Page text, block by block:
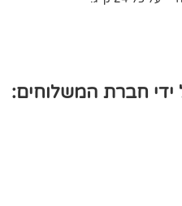
ידי חברת המשלוחים: